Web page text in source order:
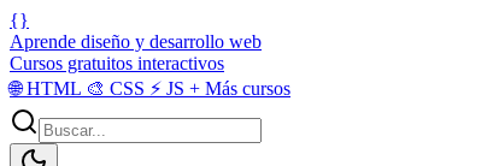
{}
Aprende diseño y desarrollo web
Cursos gratuitos interactivos
🌐HTML 🎨 CSS ⚡ JS + Más cursos